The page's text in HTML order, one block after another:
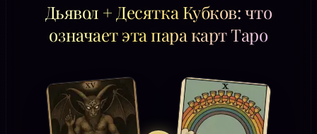
Дьявол + Десятка Кубков: что
означает эта пара карт Таро